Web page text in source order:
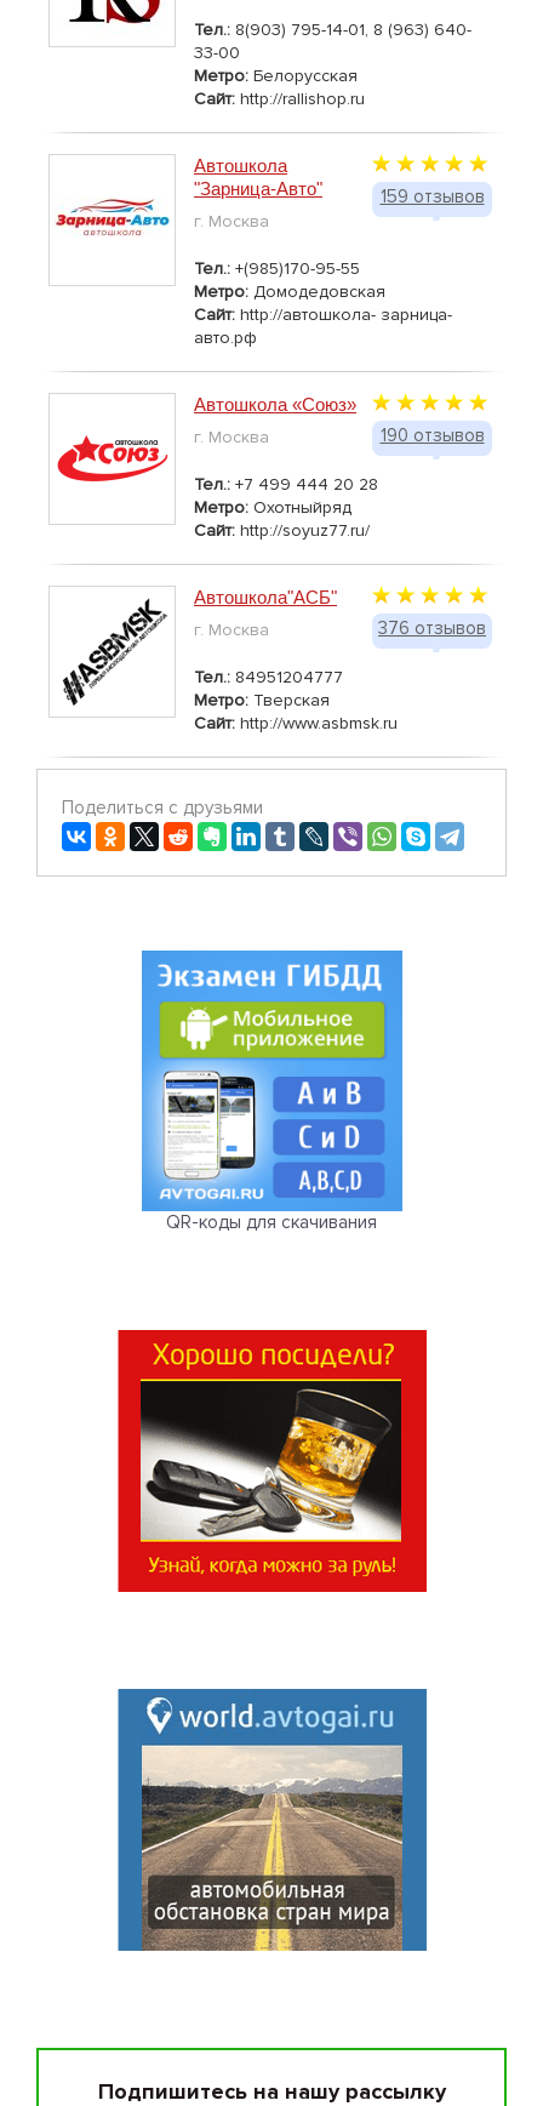
Тел.: 8(903) 795-14-01, 8 (963) 640-
33-00
Метро: Белорусская
Сайт: http://rallishop.ru
159 отзывов
Автошкола
"Зарница-Авто"
г. Москва
Тел.: +(985)170-95-55
Метро: Домодедовская
Сайт: http://автошкола- зарница-
авто.рф
190 отзывов
Автошкола «Союз»
г. Москва
Тел.: +7 499 444 20 28
Метро: Охотныйряд
Сайт: http://soyuz77.ru/
376 отзывов
Автошкола"АСБ"
г. Москва
Тел.: 84951204777
Метро: Тверская
Сайт: http://www.asbmsk.ru
Поделиться с друзьями
QR-коды для скачивания
Подпишитесь на нашу рассылку